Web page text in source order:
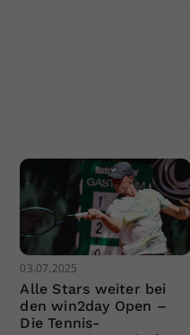
03.07.2025
Alle Stars weiter bei
den win2day Open –
Die Tennis-